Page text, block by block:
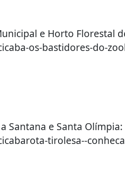
e Horto Florestal
os-bastidores-do-
Santana e Santa Olímpia:
tirolesa--